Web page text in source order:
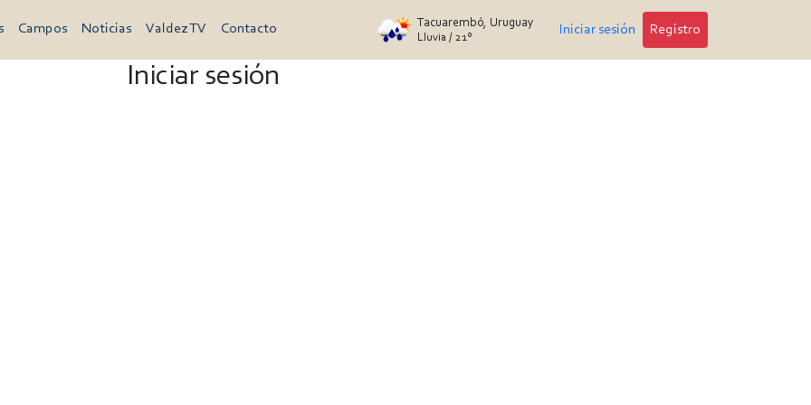
Campos Noticias Valdez TV Contacto Tacuarembó, Uruguay
Lluvia / 21° Iniciar sesión Registro
Iniciar sesión